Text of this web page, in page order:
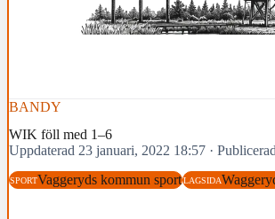
BANDY
WIK föll med 1–6
Uppdaterad 23 januari, 2022 18:57 ·
SPORTVaggeryds kommun sportLAGSIDA